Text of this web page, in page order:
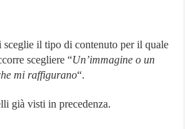
sceglie il tipo di contenuto per il quale
scegliere “Un’immagine o un
mi raffigurano“.
già visti in precedenza.